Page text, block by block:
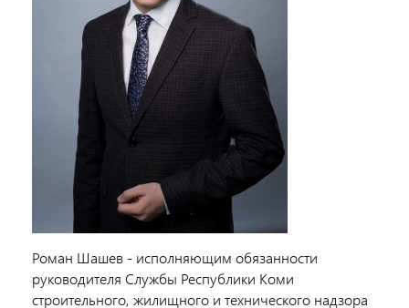
Роман Шашев - исполняющим обязанности
руководителя Службы Республики Коми
строительного, жилищного и технического надзора